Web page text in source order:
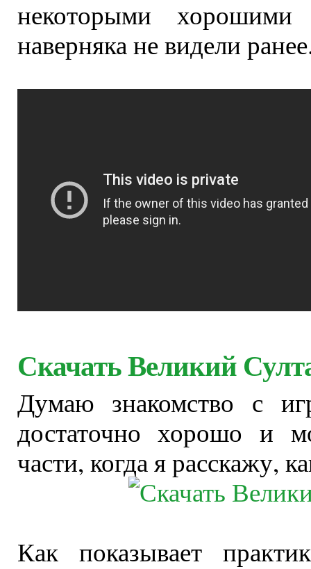
некоторыми
наверняка не видели
Скачать Великий
Думаю знакомство с
достаточно хорошо и
части, когда я расскажу,
Как показывает